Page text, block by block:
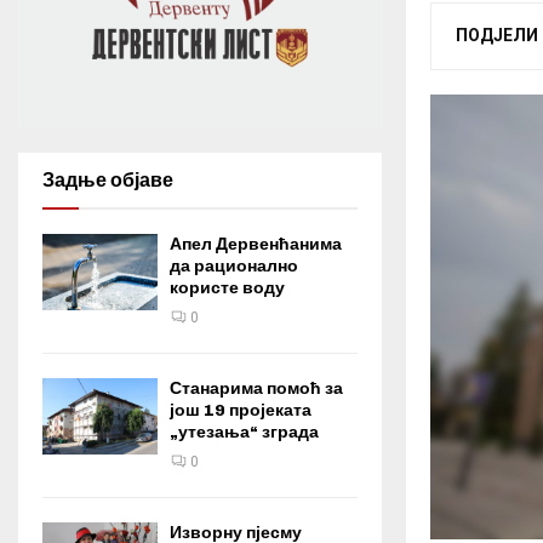
ПОДЈЕЛИ
Задње објаве
Апел Дервенћанима
да рационално
користе воду
0
Станарима помоћ за
још 19 пројеката
„утезања“ зграда
0
Изворну пјесму